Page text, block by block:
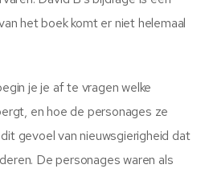
het boek komt er niet helemaal
je je af te vragen welke
en hoe de personages ze
gevoel van nieuwsgierigheid dat
De personages waren als